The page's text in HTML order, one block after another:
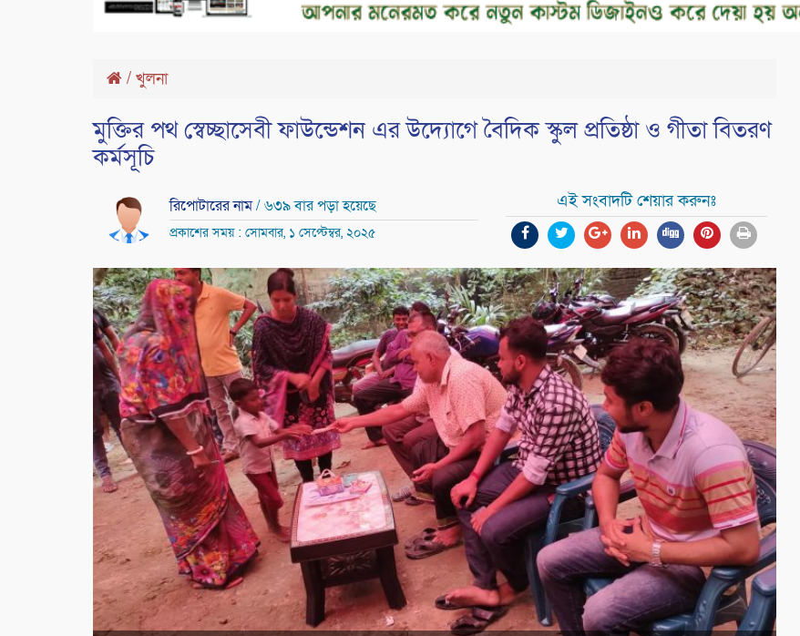
/ খুলনা
মুক্তির পথ স্বেচ্ছাসেবী ফাউন্ডেশন এর উদ্যোগে বৈদিক স্কুল প্রতিষ্ঠা ও গীতা বিতরণ
কর্মসূচি
রিপোটারের নাম/ ৬৩৯ বার পড়া হয়েছে
প্রকাশের সময় : সোমবার, ১ সেপ্টেম্বর, ২০২৫
এই সংবাদটি শেয়ার করুনঃ